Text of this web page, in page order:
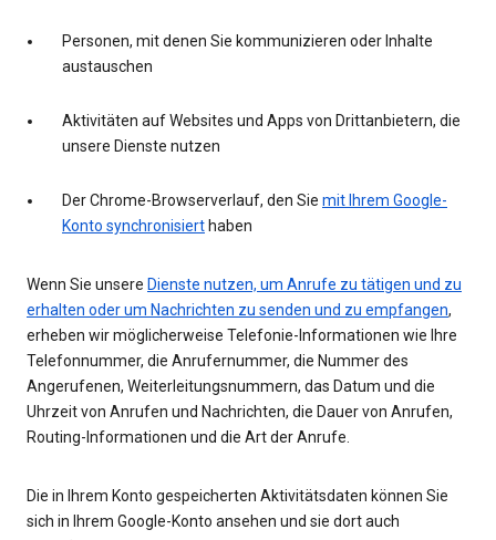
Personen, mit denen Sie kommunizieren oder Inhalte
austauschen
Aktivitäten auf Websites und Apps von Drittanbietern, die
unsere Dienste nutzen
Der Chrome-Browserverlauf, den Sie mit Ihrem Google-
Konto synchronisiert haben
Wenn Sie unsere Dienste nutzen, um Anrufe zu tätigen und zu
erhalten oder um Nachrichten zu senden und zu empfangen,
erheben wir möglicherweise Telefonie-Informationen wie Ihre
Telefonnummer, die Anrufernummer, die Nummer des
Angerufenen, Weiterleitungsnummern, das Datum und die
Uhrzeit von Anrufen und Nachrichten, die Dauer von Anrufen,
Routing-Informationen und die Art der Anrufe.
Die in Ihrem Konto gespeicherten Aktivitätsdaten können Sie
sich in Ihrem Google-Konto ansehen und sie dort auch